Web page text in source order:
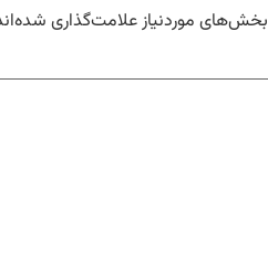
بخش‌های موردنیاز علامت‌گذاری